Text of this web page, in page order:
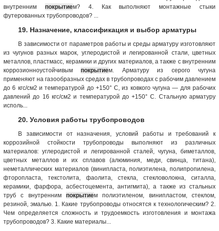
внутренним покрытием? 4. Как выполняют монтажные стыки
футерованных трубопроводов? ...
19. Назначение, классификация и выбор арматуры
В зависимости от параметров работы и среды арматуру изготовляют
из чугунов разных марок, углеродистой и легированной стали, цветных
металлов, пластмасс, керамики и других материалов, а также с внутренним
коррозионноустойчивымпокрытием. Арматуру из серого чугуна
применяют на газообразных средах в трубопроводах с рабочим давлением
до 6 кгс/см2 и температурой до +150° С, из ковкого чугуна — для рабочих
давлений до 16 кгс/см2 и температурой до +150° С. Стальную арматуру
исполь...
20. Условия работы трубопроводов
В зависимости от назначения, условий работы и требований к
коррозийной стойкости трубопроводы выполняют из различных
материалов: углеродистой и легированной сталей, чугуна, биметаллов,
цветных металлов и их сплавов (алюминия, меди, свинца, титана),
неметаллических материалов (винипласта, полиэтилена, полипропилена,
фторопласта, текстолита, фаолита, стекла, стекловолокна, ситалла,
керамики, фарфора, асбестоцемента, антигмита), а также из стальных
труб с внутренним покрытием полиэтиленом, винипластом, стеклом,
резиной, эмалью. 1. Какие трубопроводы относятся к технологическим? 2.
Чем определяется сложность и трудоемкость изготовления и монтажа
трубопроводов? 3. Какие материалы...